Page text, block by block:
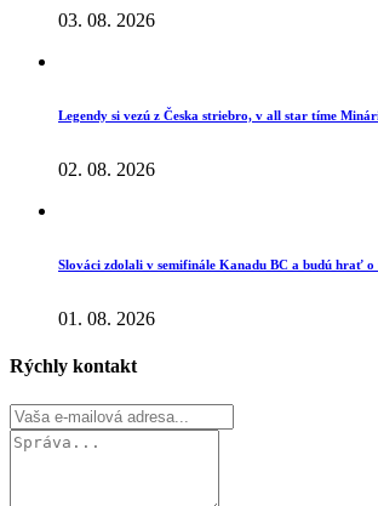
03. 08. 2026
Legendy si vezú z Česka striebro, v all star tíme
02. 08. 2026
Slováci zdolali v semifinále Kanadu BC a budú hrať
01. 08. 2026
Rýchly kontakt